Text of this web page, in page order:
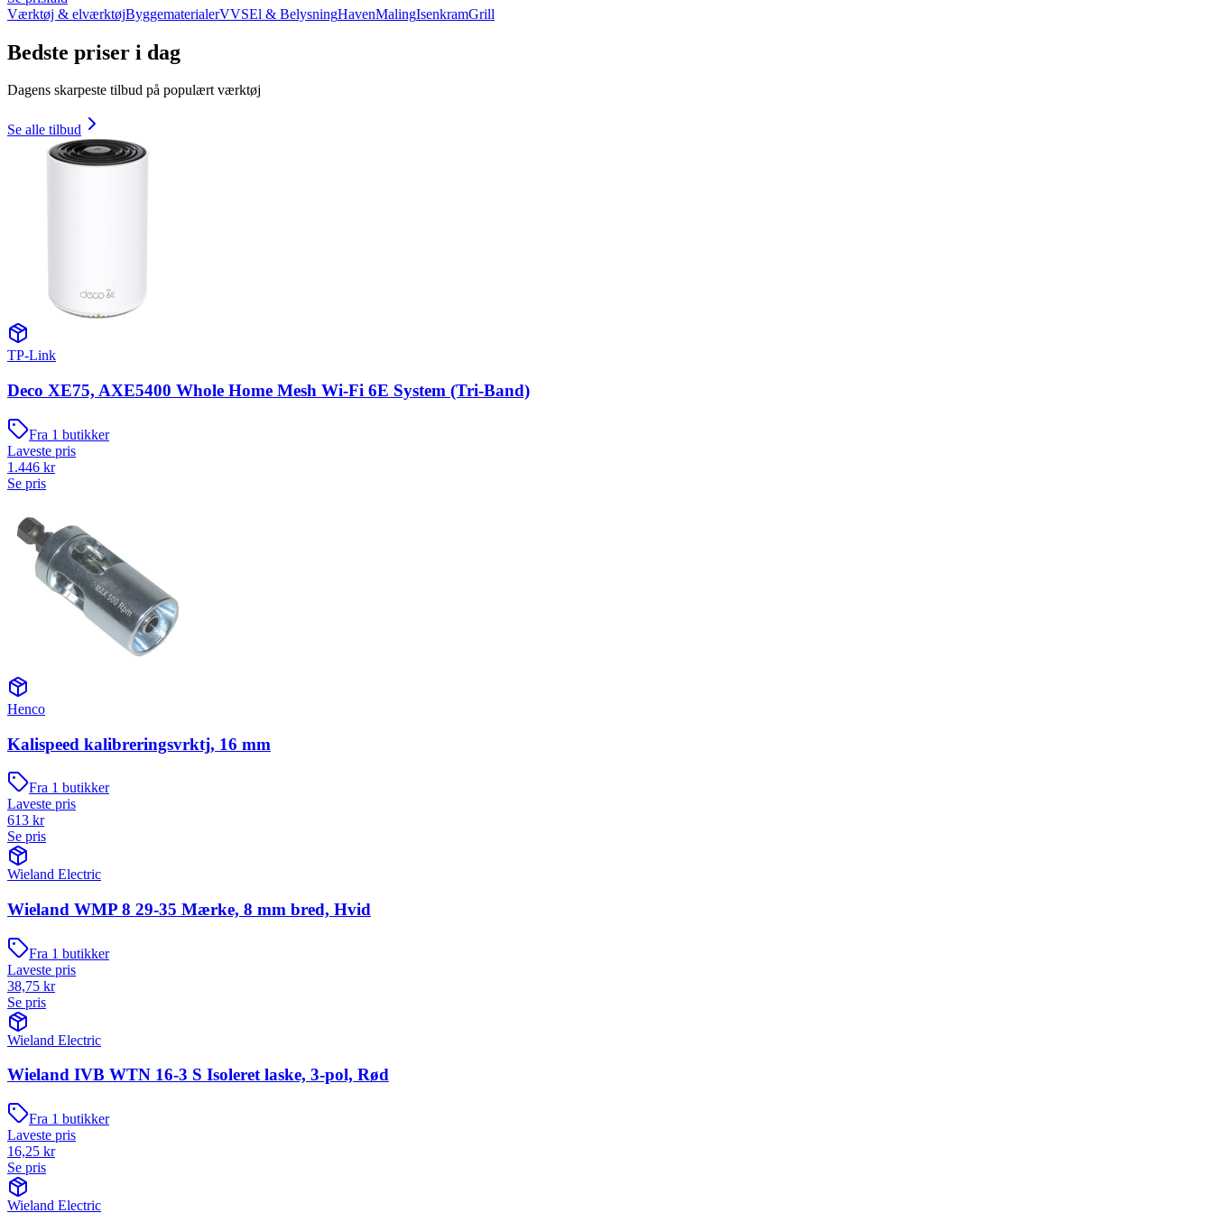
Værktøj & elværktøjByggematerialerVVSEl & BelysningHavenMalingIsenkramGrill
Bedste priser i dag
Dagens skarpeste tilbud på populært værktøj
Se alle tilbud
TP-Link
Deco XE75, AXE5400 Whole Home Mesh Wi-Fi 6E System (Tri-Band)
Fra 1 butikker
Laveste pris
1.446 kr
Se pris
Henco
Kalispeed kalibreringsvrktj, 16 mm
Fra 1 butikker
Laveste pris
613 kr
Se pris
Wieland Electric
Wieland WMP 8 29-35 Mærke, 8 mm bred, Hvid
Fra 1 butikker
Laveste pris
38,75 kr
Se pris
Wieland Electric
Wieland IVB WTN 16-3 S Isoleret laske, 3-pol, Rød
Fra 1 butikker
Laveste pris
16,25 kr
Se pris
Wieland Electric